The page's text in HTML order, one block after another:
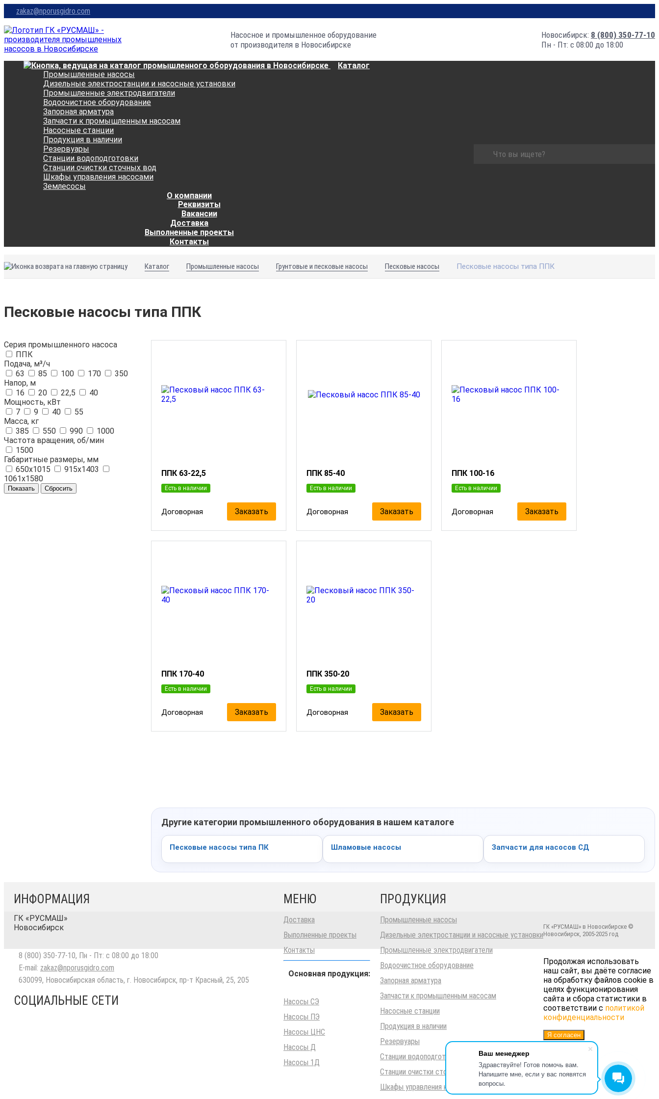
Ваш менеджер
Здравствуйте! Готов помочь вам.
Напишите мне, если у вас появятся
вопросы.
zakaz@nporusgidro.com
Насосное и промышленное оборудование
от производителя в Новосибирске
Новосибирск: 8 (800) 350-77-10
Пн - Пт: с 08:00 до 18:00
Каталог
Промышленные насосы
Дизельные электростанции и насосные установки
Промышленные электродвигатели
Водоочистное оборудование
Запорная арматура
Запчасти к промышленным насосам
Насосные станции
Продукция в наличии
Резервуары
Станции водоподготовки
Станции очистки сточных вод
Шкафы управления насосами
Землесосы
О компании
Реквизиты
Вакансии
Доставка
Выполненные проекты
Контакты
Каталог Промышленные насосы Грунтовые и песковые насосы Песковые насосы Песковые насосы типа ППК
Песковые насосы типа ППК
Серия промышленного насоса
ППК
Подача, м³/ч
63
85 100 170
350
Напор, м
16
20 22,5
40
Мощность, кВт
7
9 40
55
Масса, кг
385
550 990
1000
Частота вращения, об/мин
1500
Габаритные размеры, мм
650x1015
915x1403
1061x1580
ППК 63-22,5
Есть в наличии
Договорная Заказать
ППК 85-40
Есть в наличии
Договорная Заказать
ППК 100-16
Есть в наличии
Договорная Заказать
ППК 170-40
Есть в наличии
Договорная Заказать
ППК 350-20
Есть в наличии
Договорная Заказать
Другие категории промышленного оборудования в нашем каталоге
Песковые насосы типа ПК Шламовые насосы Запчасти для насосов СД
ИНФОРМАЦИЯ
ГК «РУСМАШ»
Новосибирск
8 (800) 350-77-10, Пн - Пт: с 08:00 до 18:00
E-mail: zakaz@nporusgidro.com
630099, Новосибирская область, г. Новосибирск, пр-т Красный, 25, 205
СОЦИАЛЬНЫЕ СЕТИ
МЕНЮ
Доставка
Выполненные проекты
Контакты
Основная продукция:
Насосы СЭ
Насосы ПЭ
Насосы ЦНС
Насосы Д
Насосы 1Д
ПРОДУКЦИЯ
Промышленные насосы
Дизельные электростанции и насосные установки
Промышленные электродвигатели
Водоочистное оборудование
Запорная арматура
Запчасти к промышленным насосам
Насосные станции
Продукция в наличии
Резервуары
Станции водоподготовки
Станции очистки сточных вод
Шкафы управления насосами
ГК «РУСМАШ» в Новосибирске ©
Новосибирск, 2005-2025 год
Продолжая использовать
наш сайт, вы даёте согласие
на обработку файлов cookie в
целях функционирования
сайта и сбора статистики в
соответствии с политикой
конфиденциальности
Я согласен